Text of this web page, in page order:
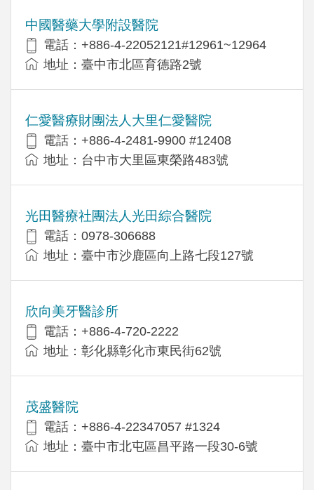
中國醫藥大學附設醫院
電話：+886-4-22052121#12961~12964
地址：臺中市北區育德路2號
仁愛醫療財團法人大里仁愛醫院
電話：+886-4-2481-9900 #12408
地址：台中市大里區東榮路483號
光田醫療社團法人光田綜合醫院
電話：0978-306688
地址：臺中市沙鹿區向上路七段127號
欣向美牙醫診所
電話：+886-4-720-2222
地址：彰化縣彰化市東民街62號
茂盛醫院
電話：+886-4-22347057 #1324
地址：臺中市北屯區昌平路一段30-6號